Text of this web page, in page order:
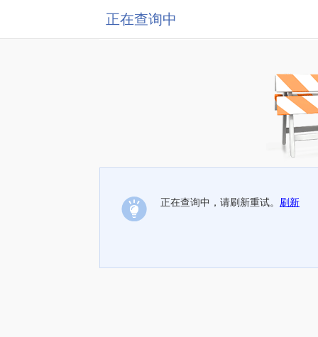
正在查询中
正在查询中，请刷新重试。 刷新